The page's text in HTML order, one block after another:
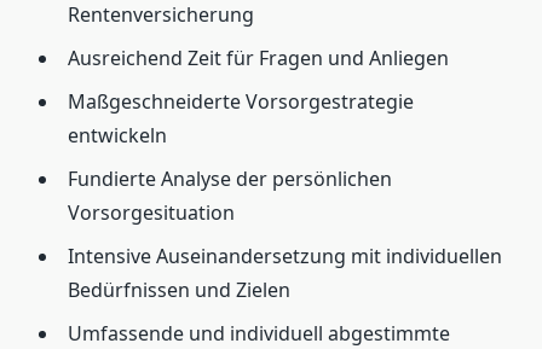
Rentenversicherung
Ausreichend Zeit für Fragen und Anliegen
Maßgeschneiderte Vorsorgestrategie
entwickeln
Fundierte Analyse der persönlichen
Vorsorgesituation
Intensive Auseinandersetzung mit individuellen
Bedürfnissen und Zielen
Umfassende und individuell abgestimmte